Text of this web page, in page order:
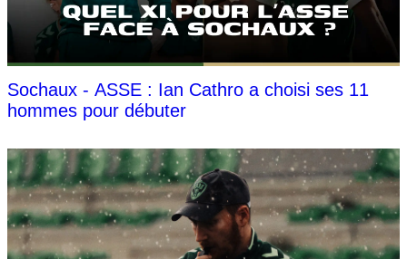
Sochaux - ASSE : Ian Cathro a choisi ses 11
hommes pour débuter